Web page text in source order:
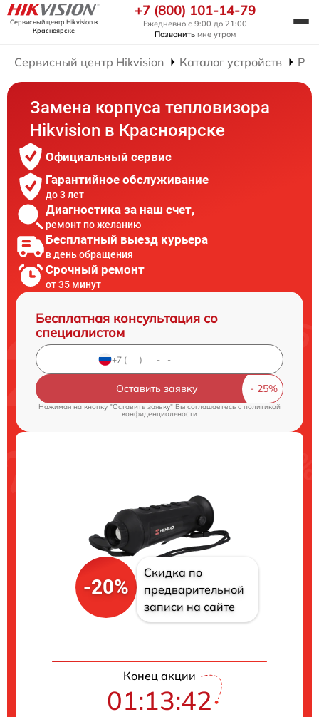
Сервисный центр Hikvisionв
Красноярске
+7 (800) 101-14-79
Ежедневно с 9:00 до 21:00
Позвонить мне утром
Сервисный центр Hikvision Каталог устройств
Замена корпуса тепловизора
Hikvision в Красноярске
Официальный сервис
Гарантийное обслуживание
до 3 лет
Диагностика за наш счет,
ремонт по желанию
Бесплатный выезд курьера
в день обращения
Срочный ремонт
от 35 минут
Бесплатная консультация со
специалистом
Оставить заявку
Нажимая на кнопку "Оставить заявку" Вы соглашаетесь cполитикой
конфиденциальности
-20%
Скидка по
предварительной
записи на сайте
Конец акции
01:13:42